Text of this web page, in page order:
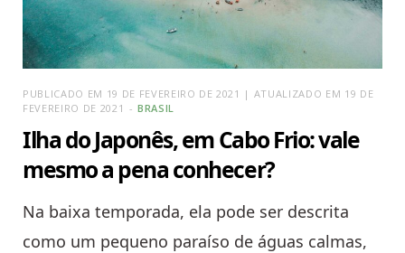
PUBLICADO EM 19 DE FEVEREIRO DE 2021 | ATUALIZADO EM 19 DE
FEVEREIRO DE 2021
BRASIL
Ilha do Japonês, em Cabo Frio: vale
mesmo a pena conhecer?
Na baixa temporada, ela pode ser descrita
como um pequeno paraíso de águas calmas,